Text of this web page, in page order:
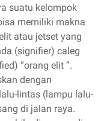
suatu kelompok
memiliki makna
atau jetset yang
(signifier) caleg
“orang elit ”.
dengan
lintas (lampu lalu-
di jalan raya.